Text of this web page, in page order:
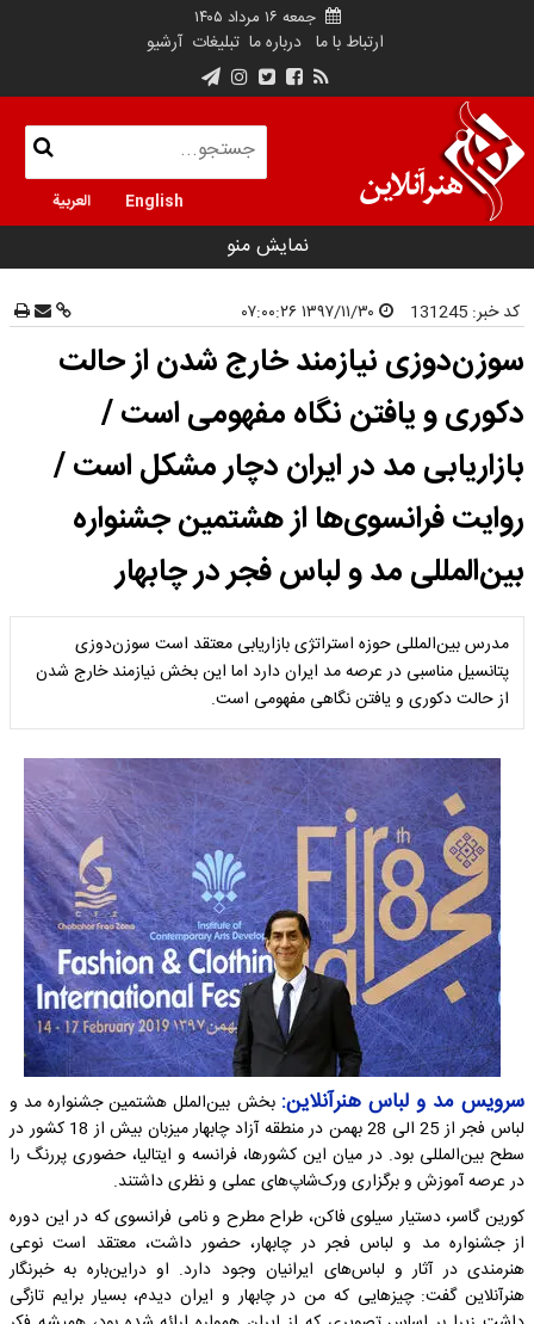
جمعه ۱۶ مرداد ۱۴۰۵
ارتباط با ما درباره ما تبلیغات آرشیو
English العربية
نمایش منو
کد خبر: 131245
سوزن‌دوزی نیازمند خارج شدن از حالت
دکوری و یافتن نگاه مفهومی است /
بازاریابی مد در ایران دچار مشکل است /
روایت فرانسوی‌ها از هشتمین جشنواره
بین‌المللی مد و لباس فجر در چابهار
مدرس بین‌المللی حوزه استراتژی بازاریابی معتقد است سوزن‌دوزی
پتانسیل مناسبی در عرصه مد ایران دارد اما این بخش نیازمند خارج شدن
از حالت دکوری و یافتن نگاهی مفهومی است.
سرویس مد و لباس هنرآنلاین: بخش بین‌الملل هشتمین جشنواره مد و
لباس فجر از 25 الی 28 بهمن در منطقه آزاد چابهار میزبان بیش از 18 کشور در
سطح بین‌المللی بود. در میان این کشورها، فرانسه و ایتالیا، حضوری پررنگ را
در عرصه آموزش و برگزاری ورک‌شاپ‌های عملی و نظری داشتند.
کورین گاسر، دستیار سیلوی فاکن، طراح مطرح و نامی فرانسوی که در این دوره
از جشنواره مد و لباس فجر در چابهار، حضور داشت، معتقد است نوعی
هنرمندی در آثار و لباس‌های ایرانیان وجود دارد. او دراین‌باره به خبرنگار
هنرآنلاین گفت: چیزهایی که من در چابهار و ایران دیدم، بسیار برایم تازگی